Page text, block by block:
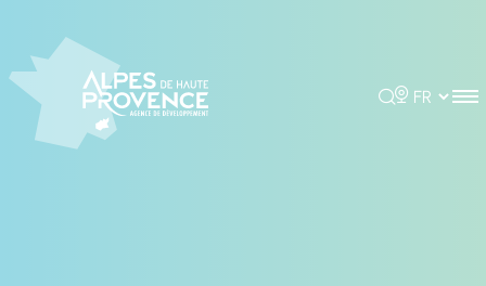
Rechercher
Choisir la